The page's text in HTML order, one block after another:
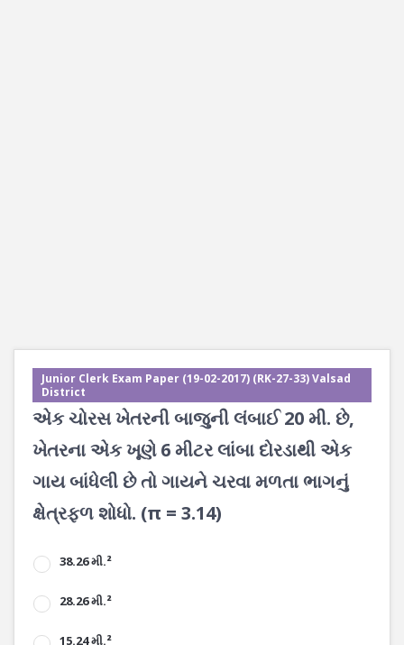
Junior Clerk Exam Paper (19-02-2017) (RK-27-33) Valsad
District
એક ચોરસ ખેતરની બાજુની લંબાઈ 20 મી. છે,
ખેતરના એક ખૂણે 6 મીટર લાંબા દોરડાથી એક
ગાય બાંધેલી છે તો ગાયને ચરવા મળતા ભાગનું
ક્ષેત્રફળ શોધો. (π = 3.14)
38.26 મી.²
28.26 મી.²
15.24 મી.²